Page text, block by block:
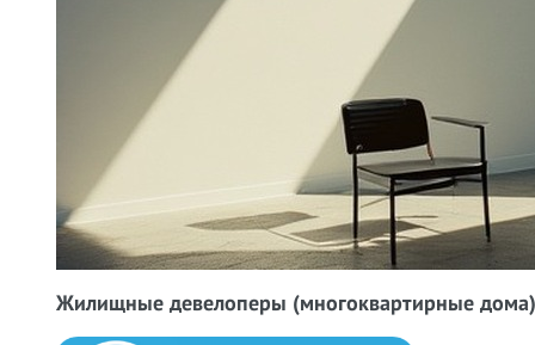
Жилищные девелоперы (многоквартирные дома)